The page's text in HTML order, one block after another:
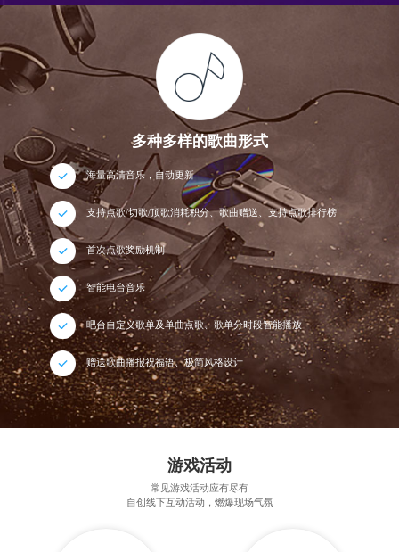
多种多样的歌曲形式
海量高清音乐，自动更新
支持点歌/切歌/顶歌消耗积分、歌曲赠送、支持点歌排行榜
首次点歌奖励机制
智能电台音乐
吧台自定义歌单及单曲点歌、歌单分时段智能播放
赠送歌曲播报祝福语、极简风格设计
游戏活动
常见游戏活动应有尽有
自创线下互动活动，燃爆现场气氛